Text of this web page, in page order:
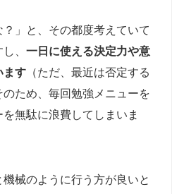
？」と、その都度考えていて
、 一日に使える決定力や意
ます （ただ、最近は否定する
ため、毎回勉強メニューを
無駄に浪費してしまいま
械のように行う方が良いと